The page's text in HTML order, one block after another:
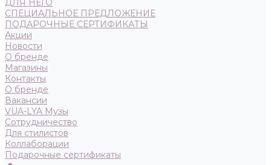
ДЛЯ НЕГО
СПЕЦИАЛЬНОЕ ПРЕДЛОЖЕНИЕ
ПОДАРОЧНЫЕ СЕРТИФИКАТЫ
Акции
Новости
О бренде
Магазины
Контакты
О бренде
Вакансии
VUA-LYA Музы
Сотрудничество
Для стилистов
Коллаборации
Подарочные сертификаты